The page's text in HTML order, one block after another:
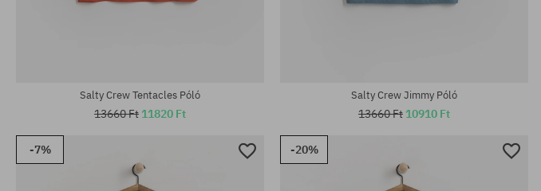
Salty Crew Tentacles Póló
13660 Ft 11820 Ft
Salty Crew Jimmy Póló
13660 Ft 10910 Ft
-7% -20%